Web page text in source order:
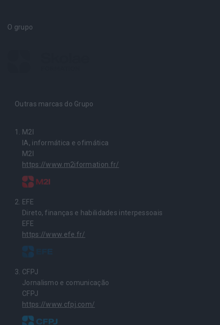
O grupo
Outras marcas do Grupo
M2I
IA, informática e ofimática
M2I
https://www.m2iformation.fr/
EFE
Direto, finanças e habilidades interpessoais
EFE
https://www.efe.fr/
CFPJ
Jornalismo e comunicação
CFPJ
https://www.cfpj.com/